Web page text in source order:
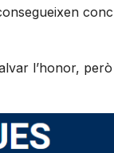
l’honor,